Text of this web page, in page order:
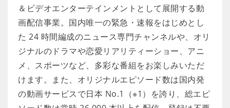
＆ビデオエンターテインメントとして展開する動
画配信事業。国内唯一の緊急・速報をはじめとし
た 24 時間編成のニュース専門チャンネルや、オリ
ジナルのドラマや恋愛リアリティーショー、アニ
メ、スポーツなど、多彩な番組をお楽しみいただ
けます。また、オリジナルエピソード数は国内発
の動画サービスで日本 No.1（※1）を誇り、総エピ